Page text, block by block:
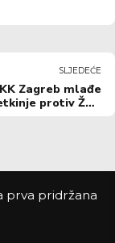
SLJEDEĆE
Zagreb mlađe
protiv ŽKK
prva pridržana